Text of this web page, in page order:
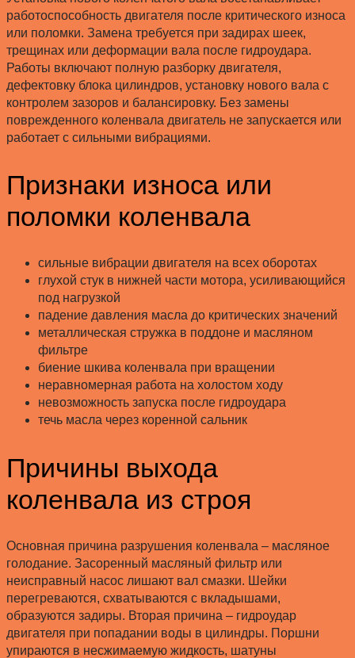
работоспособность двигателя после критического износа
или поломки. Замена требуется при задирах шеек,
трещинах или деформации вала после гидроудара.
Работы включают полную разборку двигателя,
дефектовку блока цилиндров, установку нового вала с
контролем зазоров и балансировку. Без замены
поврежденного коленвала двигатель не запускается или
работает с сильными вибрациями.
Признаки износа или
поломки коленвала
сильные вибрации двигателя на всех оборотах
глухой стук в нижней части мотора, усиливающийся
под нагрузкой
падение давления масла до критических значений
металлическая стружка в поддоне и масляном
фильтре
биение шкива коленвала при вращении
неравномерная работа на холостом ходу
невозможность запуска после гидроудара
течь масла через коренной сальник
Причины выхода
коленвала из строя
Основная причина разрушения коленвала – масляное
голодание. Засоренный масляный фильтр или
неисправный насос лишают вал смазки. Шейки
перегреваются, схватываются с вкладышами,
образуются задиры. Вторая причина – гидроудар
двигателя при попадании воды в цилиндры. Поршни
упираются в несжимаемую жидкость, шатуны